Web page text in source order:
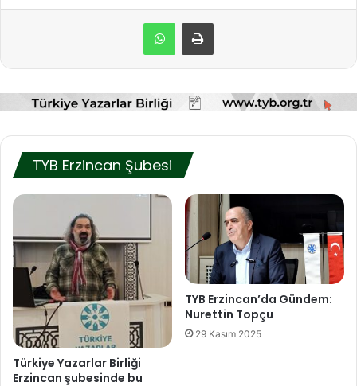
TYB Erzincan Şubesi
Türkiye Yazarlar Birliği
Erzincan şubesinde bu
TYB Erzincan’da Gündem:
Nurettin Topçu
29 Kasım 2025